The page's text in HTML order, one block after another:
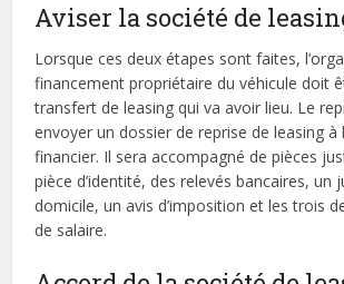
Aviser la société de
Lorsque ces deux étapes sont faites,
financement propriétaire du véhicule doit
transfert de leasing qui va avoir lieu. Le
envoyer un dossier de reprise de leasing à
financier. Il sera accompagné de pièces
pièce d’identité, des relevés bancaires, un
domicile, un avis d’imposition et les trois
de salaire.